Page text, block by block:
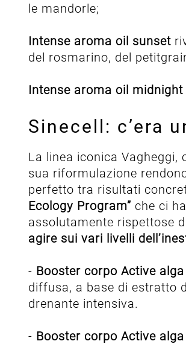
le mandorle;
Intense aroma oil sunset
del rosmarino, del
Intense aroma oil midnight
Sinecell: c’era
La linea iconica
sua riformulazione
perfetto tra risultati
Ecology Program” che ci
assolutamente rispettose
agire sui vari livelli
- Booster corpo Active
diffusa, a base di estratto
drenante intensiva.
- Booster corpo Active